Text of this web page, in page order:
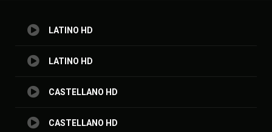
LATINO HD
LATINO HD
CASTELLANO HD
CASTELLANO HD